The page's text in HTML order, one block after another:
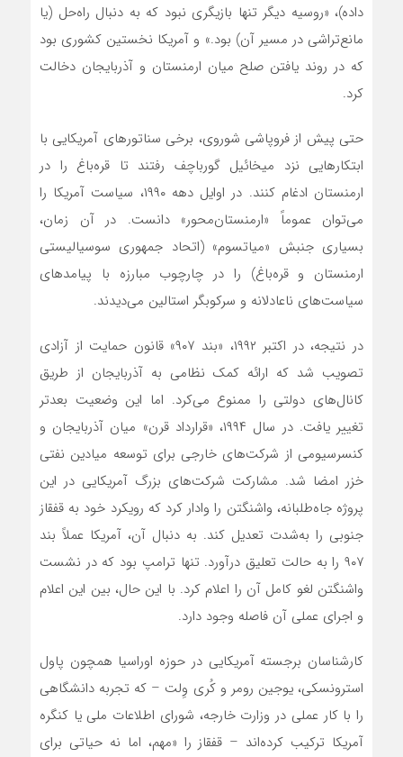
داده)، «روسیه دیگر تنها بازیگری نبود که به دنبال راه‌حل (یا
مانع‌تراشی در مسیر آن) بود.» و آمریکا نخستین کشوری بود
که در روند یافتن صلح میان ارمنستان و آذربایجان دخالت
کرد.
حتی پیش از فروپاشی شوروی، برخی سناتورهای آمریکایی با
ابتکارهایی نزد میخائیل گورباچف رفتند تا قره‌باغ را در
ارمنستان ادغام کنند. در اوایل دهه ۱۹۹۰، سیاست آمریکا را
می‌توان عموماً «ارمنستان‌محور» دانست. در آن زمان،
بسیاری جنبش «میاتسوم» (اتحاد جمهوری سوسیالیستی
ارمنستان و قره‌باغ) را در چارچوب مبارزه با پیامدهای
سیاست‌های ناعادلانه و سرکوبگر استالین می‌دیدند.
در نتیجه، در اکتبر ۱۹۹۲، «بند ۹۰۷» قانون حمایت از آزادی
تصویب شد که ارائه کمک نظامی به آذربایجان از طریق
کانال‌های دولتی را ممنوع می‌کرد. اما این وضعیت بعدتر
تغییر یافت. در سال ۱۹۹۴، «قرارداد قرن» میان آذربایجان و
کنسرسیومی از شرکت‌های خارجی برای توسعه میادین نفتی
خزر امضا شد. مشارکت شرکت‌های بزرگ آمریکایی در این
پروژه جاه‌طلبانه، واشنگتن را وادار کرد که رویکرد خود به قفقاز
جنوبی را به‌شدت تعدیل کند. به دنبال آن، آمریکا عملاً بند
۹۰۷ را به حالت تعلیق درآورد. تنها ترامپ بود که در نشست
واشنگتن لغو کامل آن را اعلام کرد. با این حال، بین این اعلام
و اجرای عملی آن فاصله وجود دارد.
کارشناسان برجسته آمریکایی در حوزه اوراسیا همچون پاول
استرونسکی، یوجین رومر و کُری وِلت – که تجربه دانشگاهی
را با کار عملی در وزارت خارجه، شورای اطلاعات ملی یا کنگره
آمریکا ترکیب کرده‌اند – قفقاز را «مهم، اما نه حیاتی برای